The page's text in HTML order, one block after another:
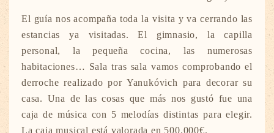
El guía nos acompaña toda la visita y va cerrando las
estancias ya visitadas. El gimnasio, la capilla
personal, la pequeña cocina, las numerosas
habitaciones… Sala tras sala vamos comprobando el
derroche realizado por Yanukóvich para decorar su
casa. Una de las cosas que más nos gustó fue una
caja de música con 5 melodías distintas para elegir.
La caja musical está valorada en 500.000€.